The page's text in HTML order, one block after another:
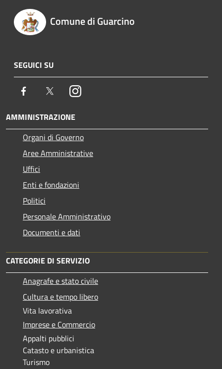
Comune di Guarcino
SEGUICI SU
Facebook TwitterInstagram
AMMINISTRAZIONE
Organi di Governo
Aree Amministrative
Uffici
Enti e fondazioni
Politici
Personale Amministrativo
Documenti e dati
CATEGORIE DI SERVIZIO
Anagrafe e stato civile
Cultura e tempo libero
Vita lavorativa
Imprese e Commercio
Appalti pubblici
Catasto e urbanistica
Turismo